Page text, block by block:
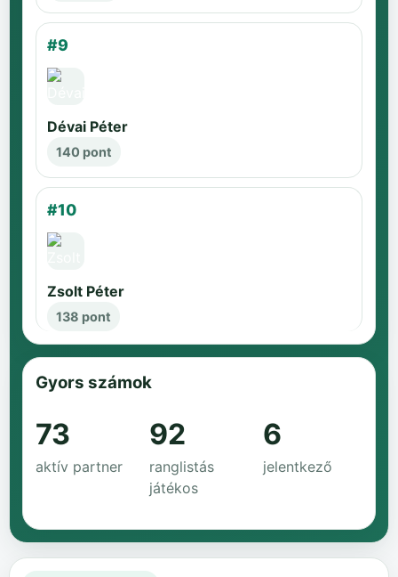
#9
Dévai Péter
140 pont
#10
Zsolt Péter
138 pont
Gyors számok
73
aktív partner
92
ranglistás
játékos
6
jelentkező